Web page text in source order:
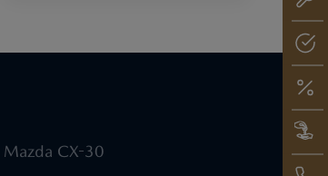
Mazda CX-30